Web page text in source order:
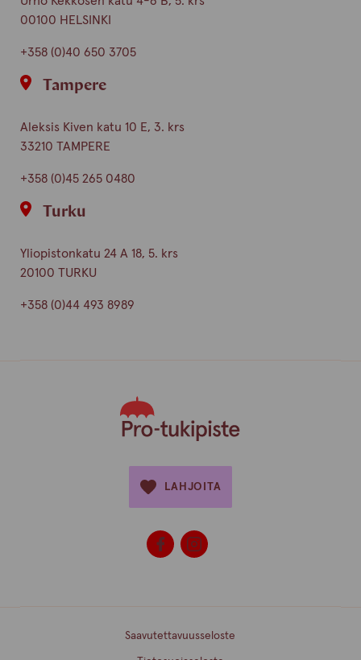
00100 HELSINKI
+358 (0)40 650 3705
Tampere
Aleksis Kiven katu 10 E, 3. krs
33210 TAMPERE
+358 (0)45 265 0480
Turku
Yliopistonkatu 24 A 18, 5. krs
20100 TURKU
+358 (0)44 493 8989
LAHJOITA
Saavutettavuusseloste